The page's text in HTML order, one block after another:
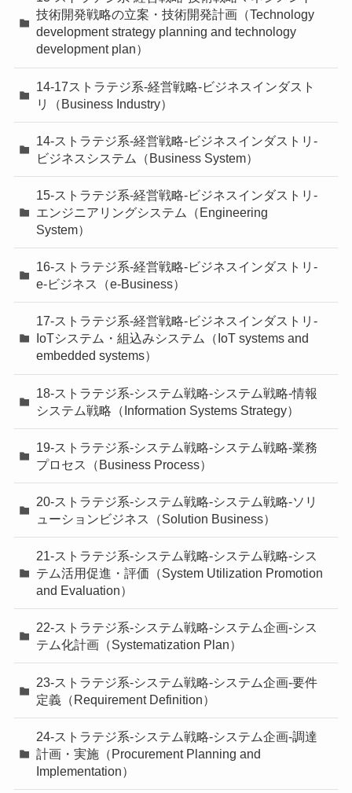
技術開発戦略の立案・技術開発計画（Technology
development strategy planning and technology
development plan）
14-17ストラテジ系-経営戦略-ビジネスインダスト
リ（Business Industry）
14-ストラテジ系-経営戦略-ビジネスインダストリ-
ビジネスシステム（Business System）
15-ストラテジ系-経営戦略-ビジネスインダストリ-
エンジニアリングシステム（Engineering
System）
16-ストラテジ系-経営戦略-ビジネスインダストリ-
e-ビジネス（e-Business）
17-ストラテジ系-経営戦略-ビジネスインダストリ-
IoTシステム・組込みシステム（IoT systems and
embedded systems）
18-ストラテジ系-システム戦略-システム戦略-情報
システム戦略（Information Systems Strategy）
19-ストラテジ系-システム戦略-システム戦略-業務
プロセス（Business Process）
20-ストラテジ系-システム戦略-システム戦略-ソリ
ューションビジネス（Solution Business）
21-ストラテジ系-システム戦略-システム戦略-シス
テム活用促進・評価（System Utilization Promotion
and Evaluation）
22-ストラテジ系-システム戦略-システム企画-シス
テム化計画（Systematization Plan）
23-ストラテジ系-システム戦略-システム企画-要件
定義（Requirement Definition）
24-ストラテジ系-システム戦略-システム企画-調達
計画・実施（Procurement Planning and
Implementation）